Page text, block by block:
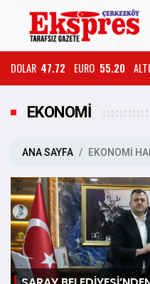
DOLAR 47.72 EURO 55.20
EKONOMİ
ANA SAYFA EKONOMİ